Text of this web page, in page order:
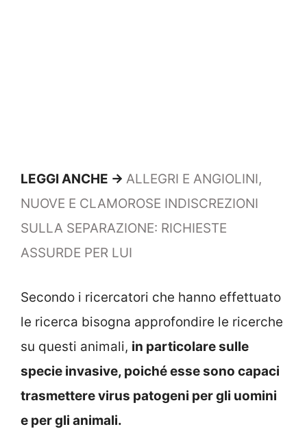
LEGGI ANCHE -> ALLEGRI E ANGIOLINI,
NUOVE E CLAMOROSE INDISCREZIONI
SULLA SEPARAZIONE: RICHIESTE
ASSURDE PER LUI
Secondo i ricercatori che hanno effettuato
le ricerca bisogna approfondire le ricerche
su questi animali, in particolare sulle
specie invasive, poiché esse sono capaci
trasmettere virus patogeni per gli uomini
e per gli animali.